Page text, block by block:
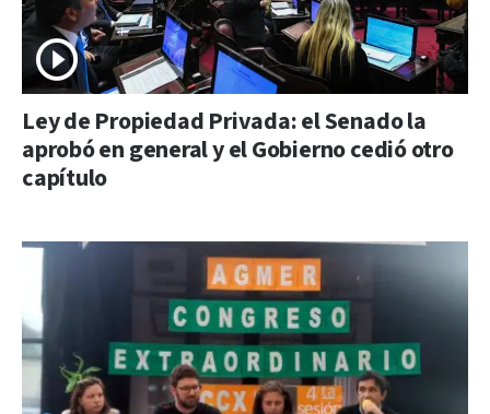
Ley de Propiedad Privada: el Senado la
aprobó en general y el Gobierno cedió otro
capítulo